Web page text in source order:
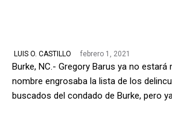
LUIS O. CASTILLO febrero 1, 2021
Burke, NC.- Gregory Barus ya no estará
nombre engrosaba la lista de los
buscados del condado de Burke, pero